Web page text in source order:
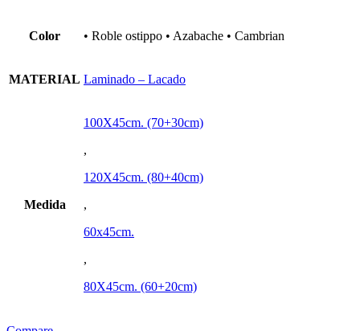
Color • Roble ostippo • Azabache • Cambrian
MATERIAL Laminado – Lacado
Medida
100X45cm. (70+30cm)
,
120X45cm. (80+40cm)
,
60x45cm.
,
80X45cm. (60+20cm)